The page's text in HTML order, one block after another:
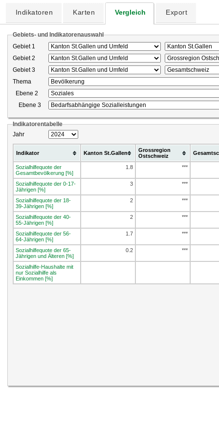
Indikatoren Karten Vergleich Export
Gebiets- und Indikatorenauswahl
Gebiet 1
Gebiet 2
Gebiet 3
Thema
Ebene 2
Ebene 3
Indikatorentabelle
Jahr
Indikator Kanton St.Gallen
Grossregion
Ostschweiz
Sozialhilfequote der
Gesamtbevölkerung [%]
1.8 ***
Sozialhilfequote der 0-17-
Jährigen [%]
3 ***
Sozialhilfequote der 18-
39-Jährigen [%]
2 ***
Sozialhilfequote der 40-
55-Jährigen [%]
2 ***
Sozialhilfequote der 56-
64-Jährigen [%]
1.7 ***
Sozialhilfequote der 65-
Jährigen und Älteren [%]
0.2 ***
Sozialhilfe-Haushalte mit
nur Sozialhilfe als
Einkommen [%]